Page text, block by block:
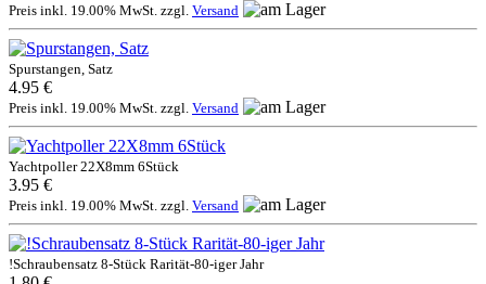
Preis inkl. 19.00% MwSt. zzgl. Versand
Spurstangen, Satz
4.95 €
Preis inkl. 19.00% MwSt. zzgl. Versand
Yachtpoller 22X8mm 6Stück
3.95 €
Preis inkl. 19.00% MwSt. zzgl. Versand
!Schraubensatz 8-Stück Rarität-80-iger Jahr